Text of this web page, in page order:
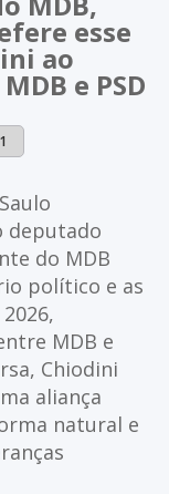
esse
ao
e PSD
deputado
do MDB
político e as
MDB e
Chiodini
aliança
natural e